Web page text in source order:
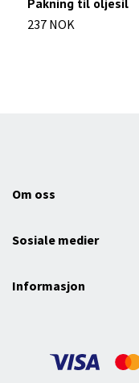
237 NOK
Om oss
Sosiale medier
Informasjon